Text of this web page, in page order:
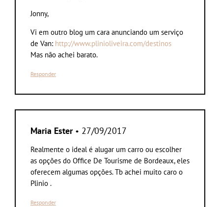
Jonny,
Vi em outro blog um cara anunciando um serviço
de Van: http://www.plinioliveira.com/destinos
Mas não achei barato.
Responder
Maria Ester• 27/09/2017
Realmente o ideal é alugar um carro ou escolher
as opções do Office De Tourisme de Bordeaux, eles
oferecem algumas opções. Tb achei muito caro o
Plinio .
Responder